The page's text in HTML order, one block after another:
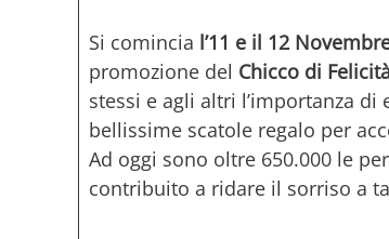
Si comincia l’11 e il 12
promozione del Chicco di
stessi e agli altri l’importanza
bellissime scatole regalo per
Ad oggi sono oltre 650.000 le
contribuito a ridare il sorriso a